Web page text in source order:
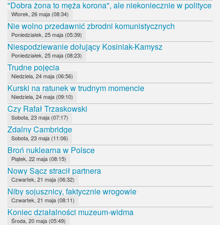
"Dobra żona to męża korona", ale niekoniecznie w polityce
Wtorek, 26 maja (08:34)
Nie wolno przedawnić zbrodni komunistycznych
Poniedziałek, 25 maja (05:39)
Niespodziewanie dołujący Kosiniak-Kamysz
Poniedziałek, 25 maja (08:23)
Trudne pojęcia
Niedziela, 24 maja (06:56)
Kurski na ratunek w trudnym momencie
Niedziela, 24 maja (09:10)
Czy Rafał Trzaskowski
Sobota, 23 maja (07:17)
Zdalny Cambridge
Sobota, 23 maja (11:06)
Broń nuklearna w Polsce
Piątek, 22 maja (08:15)
Nowy Sącz stracił partnera
Czwartek, 21 maja (06:32)
Niby sojusznicy, faktycznie wrogowie
Czwartek, 21 maja (08:11)
Koniec działalności muzeum-widma
Środa, 20 maja (05:49)